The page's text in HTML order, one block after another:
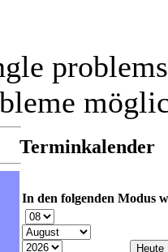
Terminkalender
In den folgenden Modus